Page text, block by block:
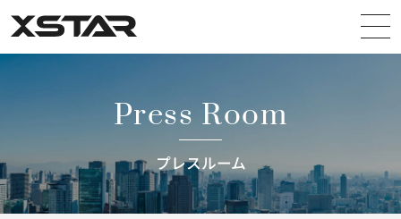
Press Room
プレスルーム